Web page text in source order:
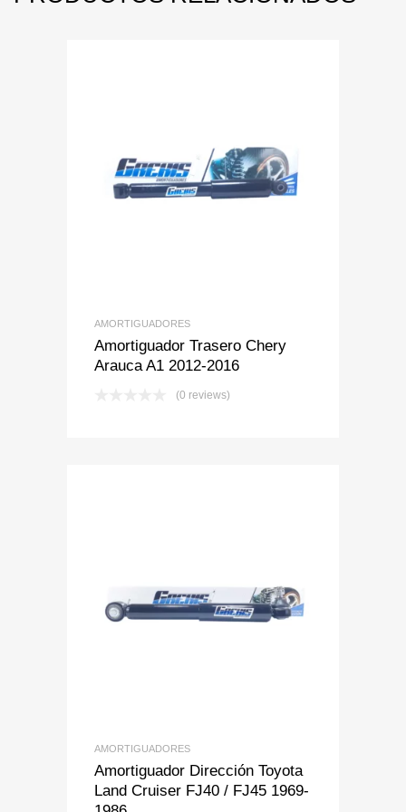
Add to Wishlist
Add to Compare
AMORTIGUADORES
Amortiguador Trasero Chery
Arauca A1 2012-2016
(0 reviews)
Add to Wishlist
Add to Compare
AMORTIGUADORES
Amortiguador Dirección Toyota
Land Cruiser FJ40 / FJ45 1969-